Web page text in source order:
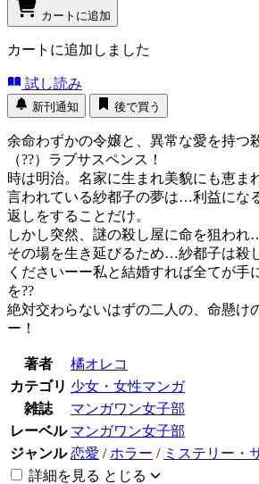
カートに追加
カートに追加しました
試し読み
新刊通知 後で買う
余命わずかの令嬢と、異常な愛を持つ
（??）ラブサスペンス！
時は明治。名家に生まれ美貌にも恵ま
言われている紗都子の夢は…利益にな
返しをすることだけ。
しかし突然、謎の殺し屋に命を狙われ
その場を生き延びるため…紗都子は殺
くださいーー私と結婚すれば全てが手
を??
絶対交わらないはずの二人の、命懸け
ー！
著者
橘オレコ
カテゴリ 少女・女性マンガ
雑誌
マンガワン女子部
レーベル マンガワン女子部
ジャンル 恋愛 / ホラー / ミステリー・
詳細を見る とじる